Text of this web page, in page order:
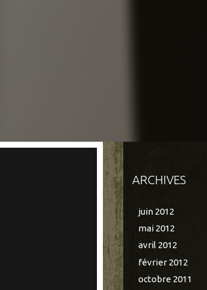
ARCHIVES
juin 2012
mai 2012
avril 2012
février 2012
octobre 2011